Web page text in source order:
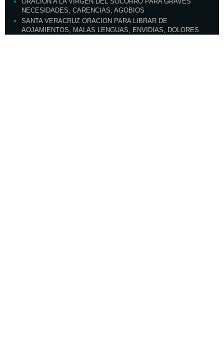
NECESIDADES, CARENCIAS, AGOBIOS
SANTA VERACRUZ ORACION PARA LIBRAR DE
AOJAMIENTOS, MALAS LENGUAS, ENVIDIAS, DOLORES